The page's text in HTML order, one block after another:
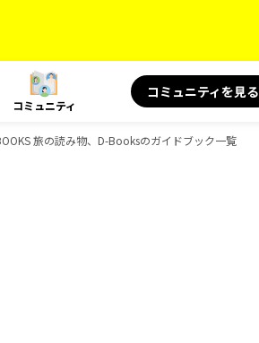
コミュニティ
コミュニティを見る
旅の読み物、D-Booksのガイドブック一覧